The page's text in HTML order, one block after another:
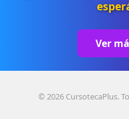
Ver
© 2026 CursotecaPlus.